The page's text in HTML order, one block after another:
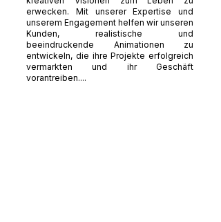
erwecken. Mit unserer Expertise und
unserem Engagement helfen wir unseren
Kunden, realistische und
beeindruckende Animationen zu
entwickeln, die ihre Projekte erfolgreich
vermarkten und ihr Geschäft
vorantreiben....